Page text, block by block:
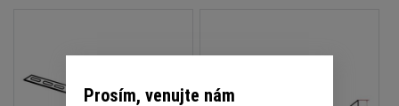
Prosím, venujte nám